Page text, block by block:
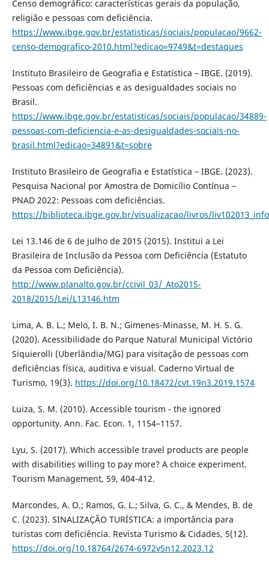
Censo demográfico: características gerais da população,
religião e pessoas com deficiência.
https://www.ibge.gov.br/estatisticas/sociais/populacao/9662-
censo-demografico-2010.html?edicao=9749&t=destaques
Instituto Brasileiro de Geografia e Estatística – IBGE. (2019).
Pessoas com deficiências e as desigualdades sociais no
Brasil.
https://www.ibge.gov.br/estatisticas/sociais/populacao/34889-
pessoas-com-deficiencia-e-as-desigualdades-sociais-no-
brasil.html?edicao=34891&t=sobre
Instituto Brasileiro de Geografia e Estatística – IBGE. (2023).
Pesquisa Nacional por Amostra de Domicílio Contínua –
PNAD 2022: Pessoas com deficiências.
https://biblioteca.ibge.gov.br/visualizacao/livros/
Lei 13.146 de 6 de julho de 2015 (2015). Institui a Lei
Brasileira de Inclusão da Pessoa com Deficiência (Estatuto
da Pessoa com Deficiência).
http://www.planalto.gov.br/ccivil_03/_Ato2015-
2018/2015/Lei/L13146.htm
Lima, A. B. L.; Melo, I. B. N.; Gimenes-Minasse, M. H. S. G.
(2020). Acessibilidade do Parque Natural Municipal Victório
Siquierolli (Uberlândia/MG) para visitação de pessoas com
deficiências física, auditiva e visual. Caderno Virtual de
Turismo, 19(3). https://doi.org/10.18472/cvt.19n3.2019.1574
Luiza, S. M. (2010). Accessible tourism - the ignored
opportunity. Ann. Fac. Econ. 1, 1154–1157.
Lyu, S. (2017). Which accessible travel products are people
with disabilities willing to pay more? A choice experiment.
Tourism Management, 59, 404-412.
Marcondes, A. O.; Ramos, G. L.; Silva, G. C., & Mendes, B. de
C. (2023). SINALIZAÇÃO TURÍSTICA: a importância para
turistas com deficiência. Revista Turismo & Cidades, 5(12).
https://doi.org/10.18764/2674-6972v5n12.2023.12